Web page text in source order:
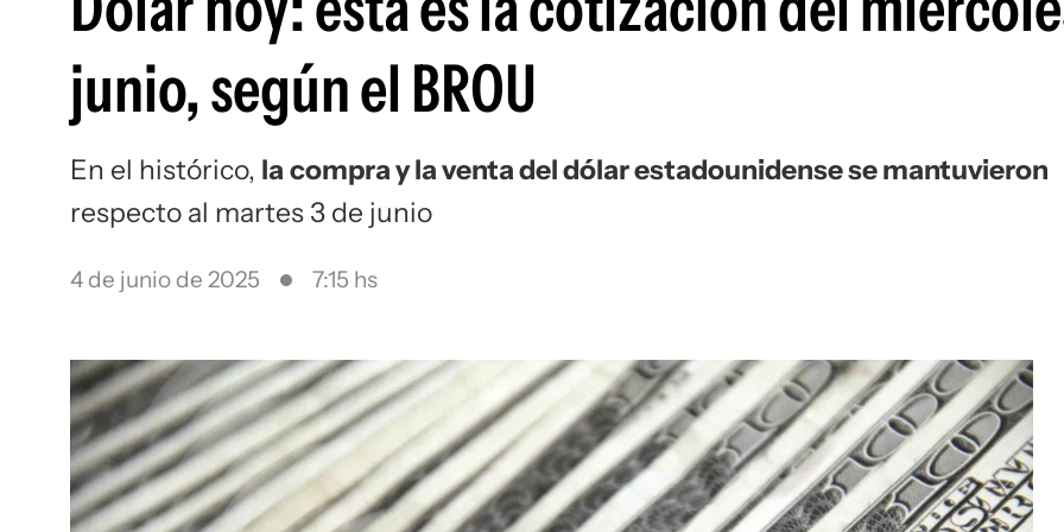
junio, según el BROU
En el histórico, la compra y la venta del dólar estadounidense se mantuvieron
respecto al martes 3 de junio
4 de junio de 2025 7:15 hs